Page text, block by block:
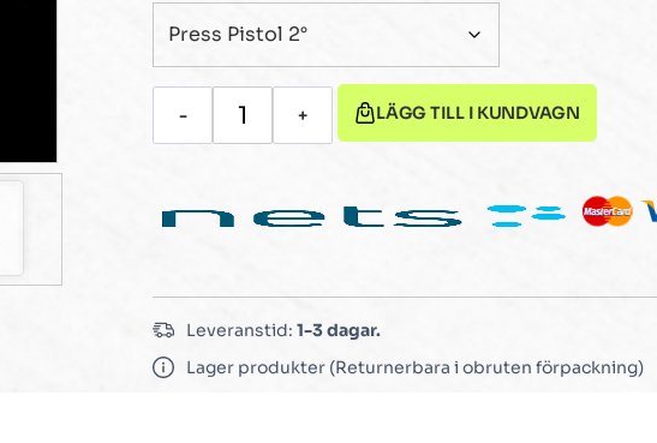
- + LÄGG TILL I KUNDVAGN
Leveranstid: 1-3 dagar.
Lager produkter (Returnerbara i obruten förpackning)